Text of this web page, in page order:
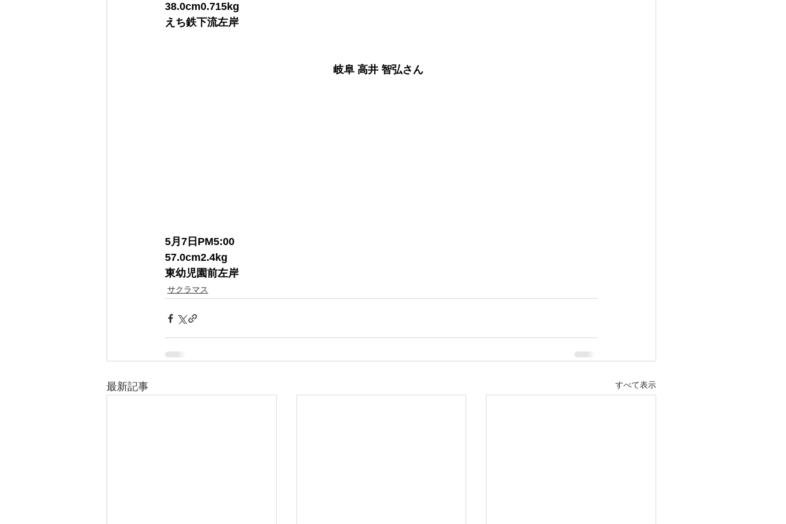
38.0cm0.715kg
えち鉄下流左岸
岐阜 高井 智弘さん
5月7日PM5:00
57.0cm2.4kg
東幼児園前左岸
サクラマス
最新記事 すべて表示